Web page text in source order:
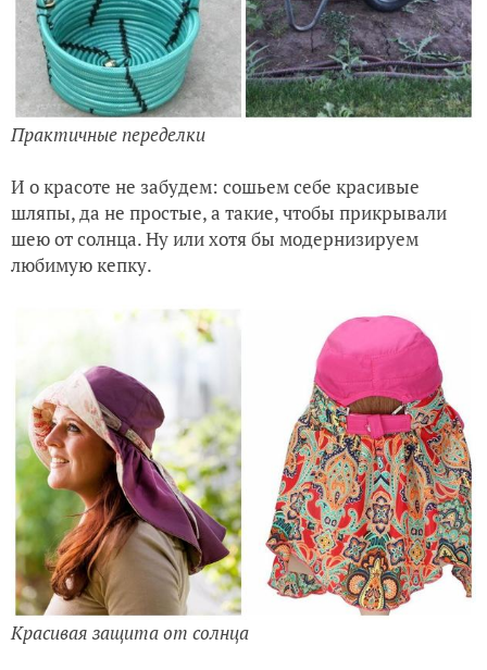
Практичные переделки
И о красоте не забудем: сошьем себе красивые
шляпы, да не простые, а такие, чтобы прикрывали
шею от солнца. Ну или хотя бы модернизируем
любимую кепку.
Красивая защита от солнца